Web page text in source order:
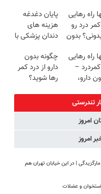
پرکن)
راه رهایی
درد رو
بدون
پایان دغدغه
هزینه های
دندان پزشکی با
کننده خانگی
راه رهایی
کمردرد –
دارو،
پر کن»
چگونه بدون
دارو از درد کمر
رها شوید؟
تندرستی
امروز
امروز
| در این خیابان تهران هم